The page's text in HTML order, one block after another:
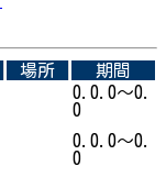
場所
期間
0.0.0～0.
0
0.0.0～0.
0